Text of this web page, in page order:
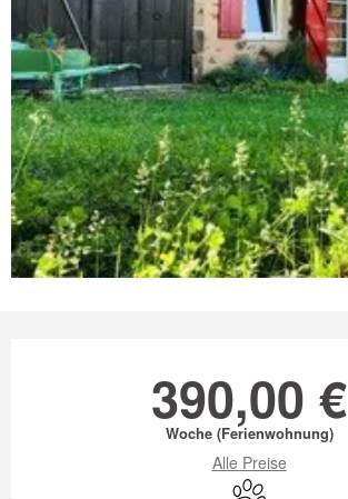
390,00 €
Woche (Ferienwohnung)
Alle Preise
Tiere erlaubt